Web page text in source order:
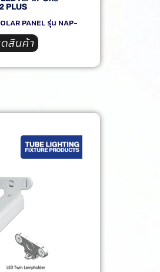
PANEL รุ่น NAP-
สินค้า